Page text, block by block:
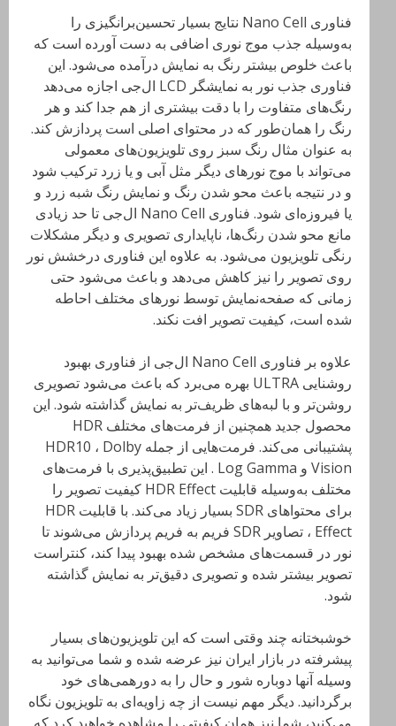
فناوری Nano Cell نتایج بسیار تحسین‌برانگیزی را
به‌وسیله جذب موج نوری اضافی به دست آورده است که
باعث خلوص بیشتر رنگ به نمایش درآمده می‌شود. این
فناوری جذب نور به نمایشگر LCD ال‌جی اجازه می‌دهد
رنگ‌های متفاوت را با دقت بیشتری از هم جدا کند و هر
رنگ را همان‌طور که در محتوای اصلی است پردازش کند.
به عنوان مثال رنگ سبز روی تلویزیون‌های معمولی
می‌تواند با موج نورهای دیگر مثل آبی و یا زرد ترکیب شود
و در نتیجه باعث محو شدن رنگ و نمایش رنگ شبه زرد و
یا فیروزه‌ای شود. فناوری Nano Cell ال‌جی تا حد زیادی
مانع محو شدن رنگ‌ها، ناپایداری تصویری و دیگر مشکلات
رنگی تلویزیون می‌شود. به علاوه این فناوری درخشش نور
روی تصویر را نیز کاهش می‌دهد و باعث می‌شود حتی
زمانی که صفحه‌نمایش توسط نورهای مختلف احاطه
شده است، کیفیت تصویر افت نکند.
علاوه بر فناوری Nano Cell ال‌جی از فناوری بهبود
روشنایی ULTRA بهره می‌برد که باعث می‌شود تصویری
روشن‌تر و با لبه‌های ظریف‌تر به نمایش گذاشته شود. این
محصول جدید همچنین از فرمت‌های مختلف HDR
پشتیبانی می‌کند. فرمت‌هایی از جمله HDR10 ، Dolby
Vision و Log Gamma . این تطبیق‌پذیری با فرمت‌های
مختلف به‌وسیله قابلیت HDR Effect کیفیت تصویر را
برای محتواهای SDR بسیار زیاد می‌کند. با قابلیت HDR
Effect ، تصاویر SDR فریم به فریم پردازش می‌شوند تا
نور در قسمت‌های مشخص شده بهبود پیدا کند، کنتراست
تصویر بیشتر شده و تصویری دقیق‌تر به نمایش گذاشته
شود.
خوشبختانه چند وقتی است که این تلویزیون‌های بسیار
پیشرفته در بازار ایران نیز عرضه شده و شما می‌توانید به
وسیله آنها دوباره شور و حال را به دورهمی‌های خود
برگردانید. دیگر مهم نیست از چه زاویه‌ای به تلویزیون نگاه